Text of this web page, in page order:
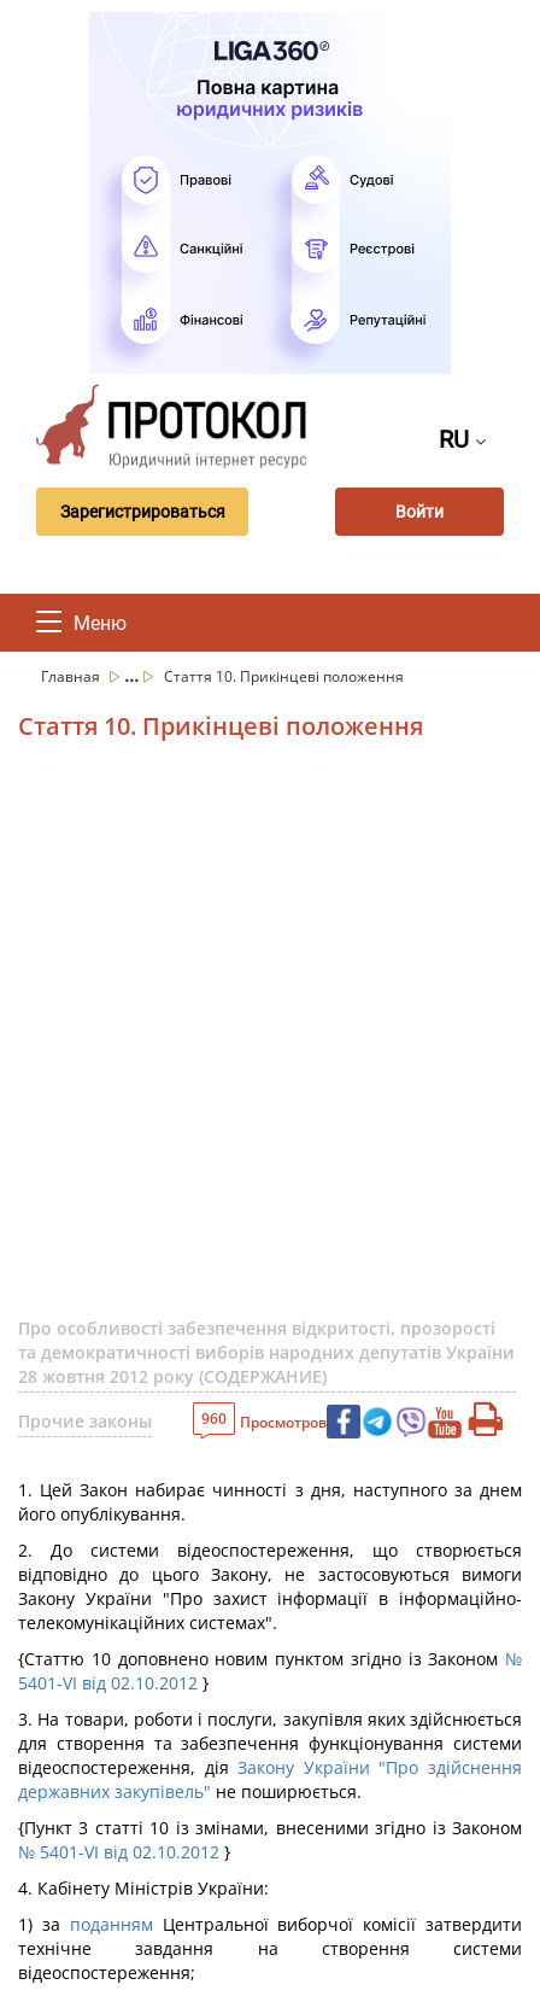
RU
Зарегистрироваться Войти
Меню
Главная ... Стаття 10. Прикінцеві положення
Стаття 10. Прикінцеві положення
Про особливості забезпечення відкритості, прозорості
та демократичності виборів народних депутатів України
28 жовтня 2012 року (СОДЕРЖАНИЕ)
Прочие законы
960 Просмотров
1. Цей Закон набирає чинності з дня, наступного за днем
його опублікування.
2. До системи відеоспостереження, що створюється
відповідно до цього Закону, не застосовуються вимоги
Закону України "Про захист інформації в інформаційно-
телекомунікаційних системах".
{Статтю 10 доповнено новим пунктом згідно із Законом №
5401-VI від 02.10.2012 }
3. На товари, роботи і послуги, закупівля яких здійснюється
для створення та забезпечення функціонування системи
відеоспостереження, діяЗакону України "Про здійснення
державних закупівель" не поширюється.
{Пункт 3 статті 10 із змінами, внесеними згідно із Законом
№ 5401-VI від 02.10.2012 }
4. Кабінету Міністрів України:
1) за поданням Центральної виборчої комісії затвердити
технічне завдання на створення системи
відеоспостереження;